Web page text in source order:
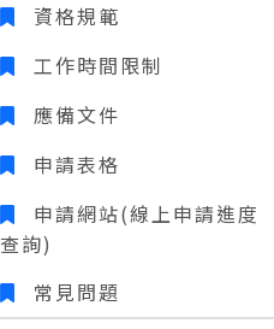
資格規範
工作時間限制
應備文件
申請表格
申請網站(線上申請進度
查詢)
常見問題